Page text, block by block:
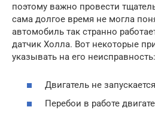
поэтому важно провести
сама долгое время не могла
автомобиль так странно
датчик Холла. Вот некоторые
указывать на его неисправность:
Двигатель не запускается
Перебои в работе